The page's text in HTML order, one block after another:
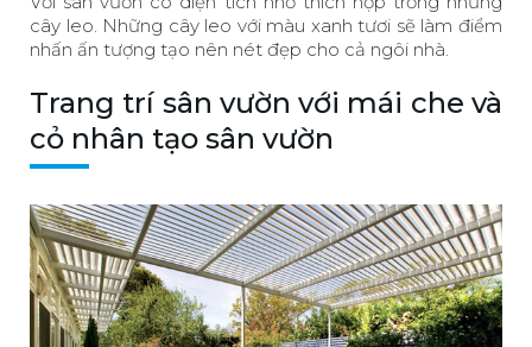
cây leo. Những cây leo với màu xanh tươi sẽ làm điểm
nhấn ấn tượng tạo nên nét đẹp cho cả ngôi nhà.
Trang trí sân vườn với mái che và
cỏ nhân tạo sân vườn